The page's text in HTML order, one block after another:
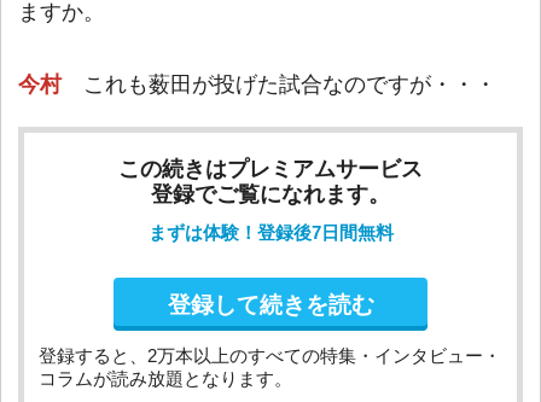
ますか。
今村 これも薮田が投げた試合なのですが・・・
この続きはプレミアムサービス
登録でご覧になれます。
まずは体験！登録後7日間無料
登録して続きを読む
登録すると、2万本以上のすべての特集・インタビュー・
コラムが読み放題となります。